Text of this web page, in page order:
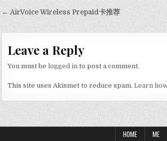
Post navigation
← AirVoice Wireless Prepaid卡推荐
Leave a Reply
You must be logged in to post a comment.
This site uses Akismet to reduce spam. Learn
HOME ME